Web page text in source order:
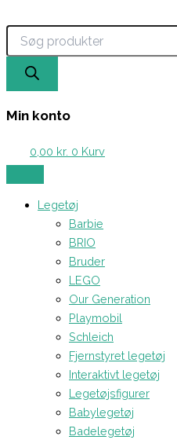
til
indholdet
search
Min konto
0,00 kr. 0 Kurv
Legetøj
Barbie
BRIO
Bruder
LEGO
Our Generation
Playmobil
Schleich
Fjernstyret legetøj
Interaktivt legetøj
Legetøjsfigurer
Babylegetøj
Badelegetøj